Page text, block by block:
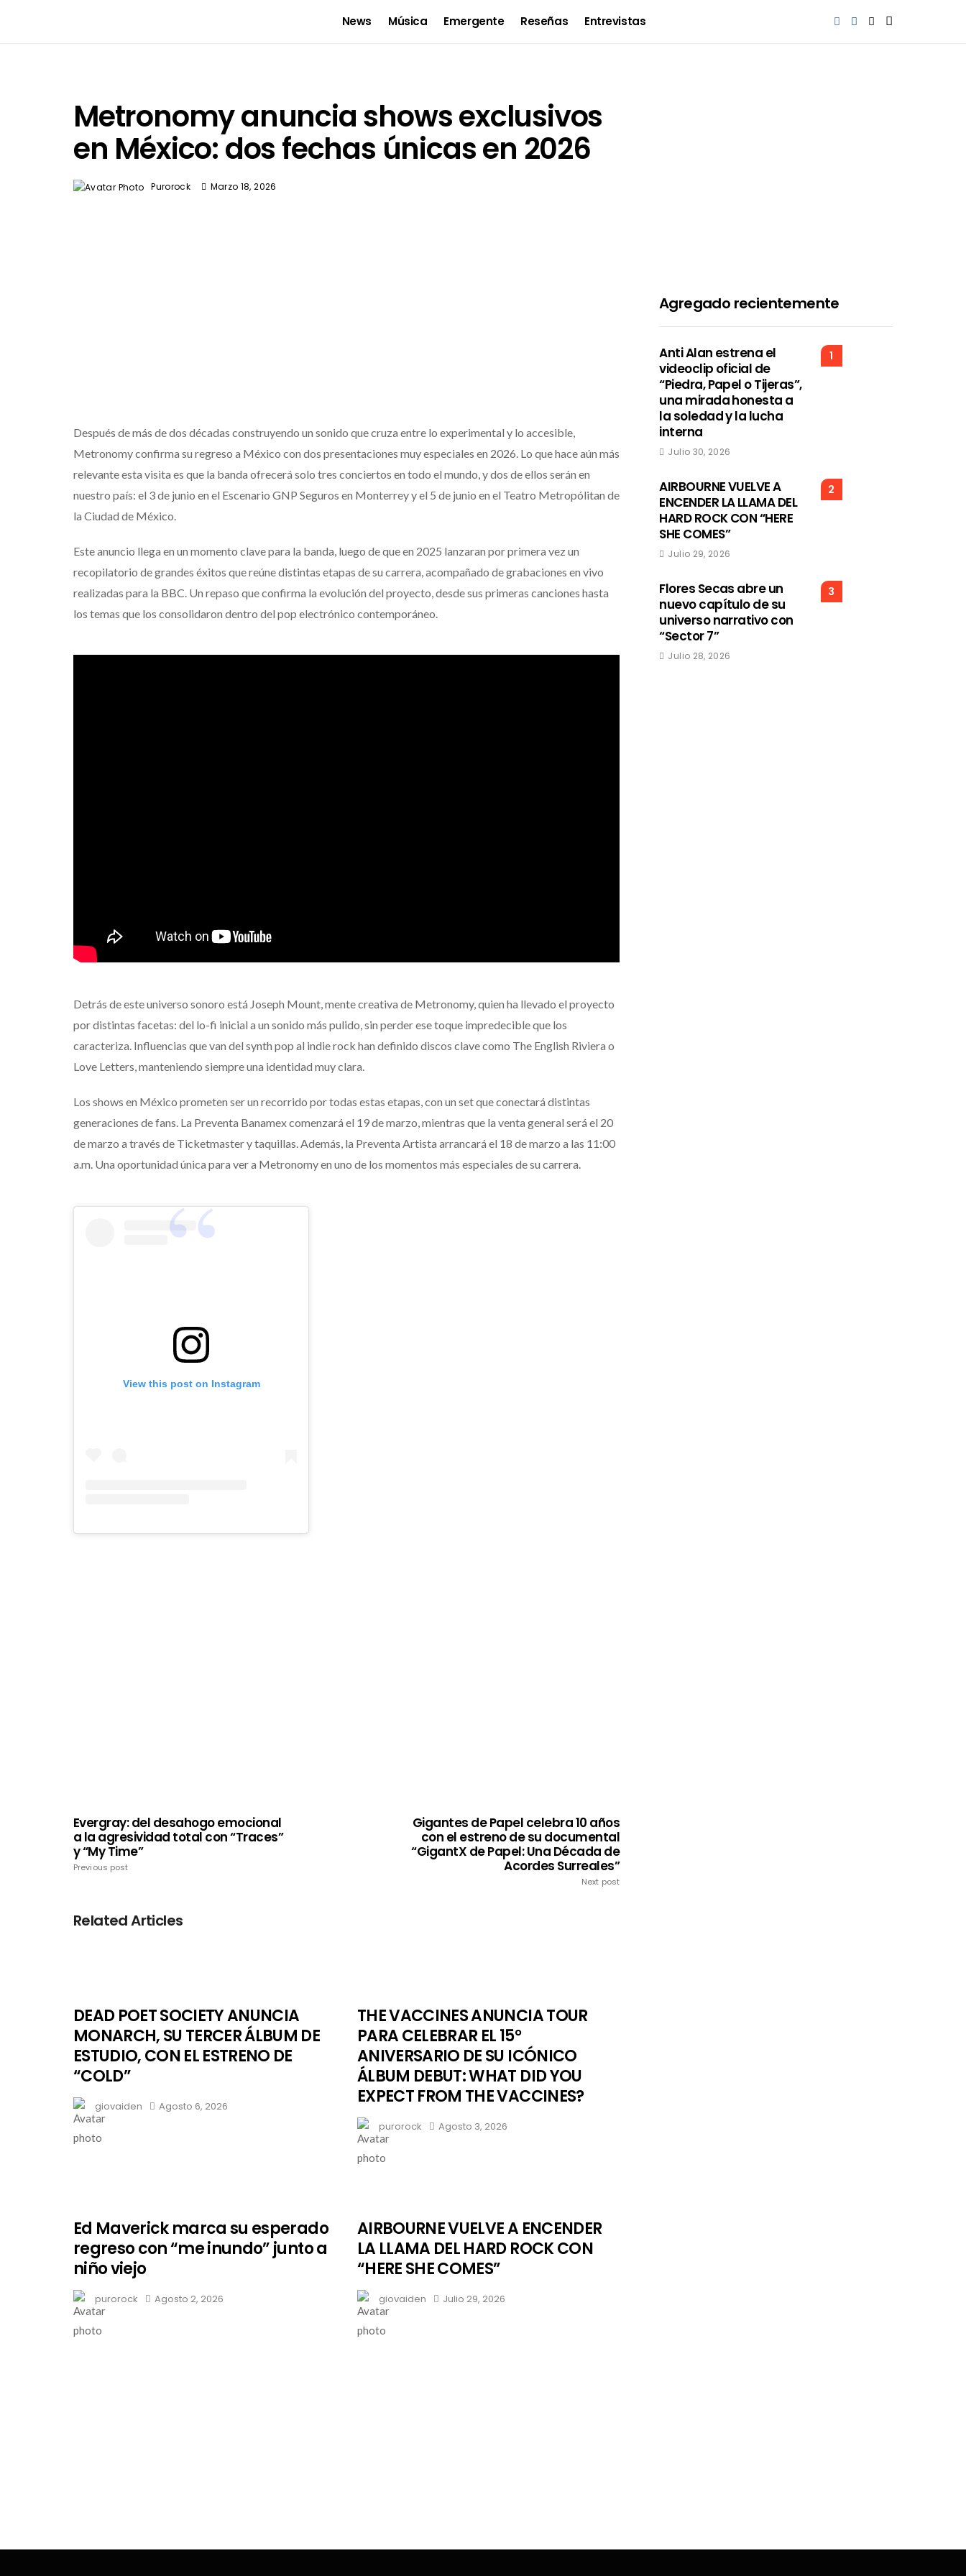
News Música Emergente Reseñas Entrevistas
Metronomy anuncia shows exclusivos
en México: dos fechas únicas en 2026
Purorock Marzo 18, 2026
Después de más de dos décadas construyendo un sonido que cruza entre lo experimental y lo accesible,
Metronomy confirma su regreso a México con dos presentaciones muy especiales en 2026. Lo que hace aún más
relevante esta visita es que la banda ofrecerá solo tres conciertos en todo el mundo, y dos de ellos serán en
nuestro país: el 3 de junio en el Escenario GNP Seguros en Monterrey y el 5 de junio en el Teatro Metropólitan de
la Ciudad de México.
Este anuncio llega en un momento clave para la banda, luego de que en 2025 lanzaran por primera vez un
recopilatorio de grandes éxitos que reúne distintas etapas de su carrera, acompañado de grabaciones en vivo
realizadas para la BBC. Un repaso que confirma la evolución del proyecto, desde sus primeras canciones hasta
los temas que los consolidaron dentro del pop electrónico contemporáneo.
Detrás de este universo sonoro está Joseph Mount, mente creativa de Metronomy, quien ha llevado el proyecto
por distintas facetas: del lo-fi inicial a un sonido más pulido, sin perder ese toque impredecible que los
caracteriza. Influencias que van del synth pop al indie rock han definido discos clave como The English Riviera o
Love Letters, manteniendo siempre una identidad muy clara.
Los shows en México prometen ser un recorrido por todas estas etapas, con un set que conectará distintas
generaciones de fans. La Preventa Banamex comenzará el 19 de marzo, mientras que la venta general será el 20
de marzo a través de Ticketmaster y taquillas. Además, la Preventa Artista arrancará el 18 de marzo a las 11:00
a.m. Una oportunidad única para ver a Metronomy en uno de los momentos más especiales de su carrera.
View this post on Instagram
Evergray: del desahogo emocional
a la agresividad total con “Traces”
y “My Time”
Previous post
Gigantes de Papel celebra 10 años
con el estreno de su documental
“GigantX de Papel: Una Década de
Acordes Surreales”
Next post
Related Articles
DEAD POET SOCIETY ANUNCIA
MONARCH, SU TERCER ÁLBUM DE
ESTUDIO, CON EL ESTRENO DE
“COLD”
giovaiden Agosto 6, 2026
THE VACCINES ANUNCIA TOUR
PARA CELEBRAR EL 15°
ANIVERSARIO DE SU ICÓNICO
ÁLBUM DEBUT: WHAT DID YOU
EXPECT FROM THE VACCINES?
purorock Agosto 3, 2026
Ed Maverick marca su esperado
regreso con “me inundo” junto a
niño viejo
purorock Agosto 2, 2026
AIRBOURNE VUELVE A ENCENDER
LA LLAMA DEL HARD ROCK CON
“HERE SHE COMES”
giovaiden Julio 29, 2026
Agregado recientemente
1
Anti Alan estrena el
videoclip oficial de
“Piedra, Papel o Tijeras”,
una mirada honesta a
la soledad y la lucha
interna
Julio 30, 2026
2
AIRBOURNE VUELVE A
ENCENDER LA LLAMA DEL
HARD ROCK CON “HERE
SHE COMES”
Julio 29, 2026
3
Flores Secas abre un
nuevo capítulo de su
universo narrativo con
“Sector 7”
Julio 28, 2026